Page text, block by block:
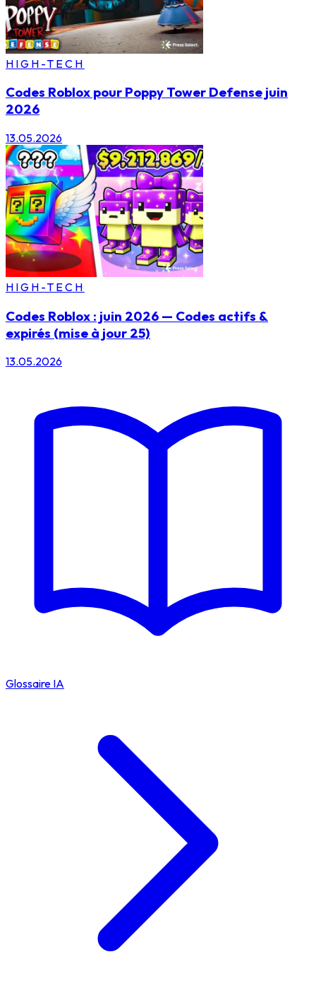
HIGH-TECH
Codes Roblox pour Poppy Tower Defense juin
2026
13.05.2026
HIGH-TECH
Codes Roblox : juin 2026 — Codes actifs &
expirés (mise à jour 25)
13.05.2026
Glossaire IA